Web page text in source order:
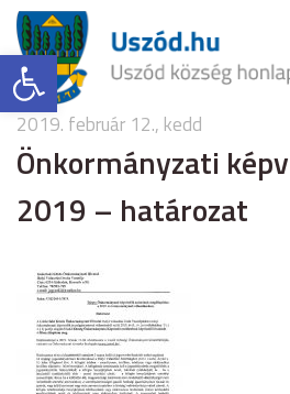
Eszköztár megnyitása
2019. február 12., kedd
Önkormányzati
2019 – határozat